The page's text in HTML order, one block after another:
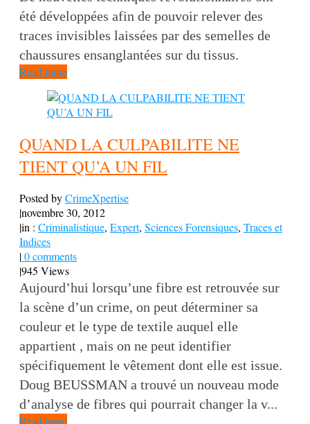
été développées afin de pouvoir relever des
traces invisibles laissées par des semelles de
chaussures ensanglantées sur du tissus.
Read more
QUAND LA CULPABILITE NE
TIENT QU’A UN FIL
Posted byCrimeXpertise
|novembre 30, 2012
|in : Criminalistique, Expert, Sciences Forensiques, Traces et
Indices
|0 comments
|945 Views
Aujourd’hui lorsqu’une fibre est retrouvée sur
la scène d’un crime, on peut déterminer sa
couleur et le type de textile auquel elle
appartient , mais on ne peut identifier
spécifiquement le vêtement dont elle est issue.
Doug BEUSSMAN a trouvé un nouveau mode
d’analyse de fibres qui pourrait changer la v...